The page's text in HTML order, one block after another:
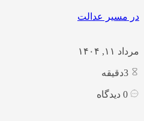
در مسیر عدالت
مرداد ۱۱, ۱۴۰۴
دقیقه
دیدگاه